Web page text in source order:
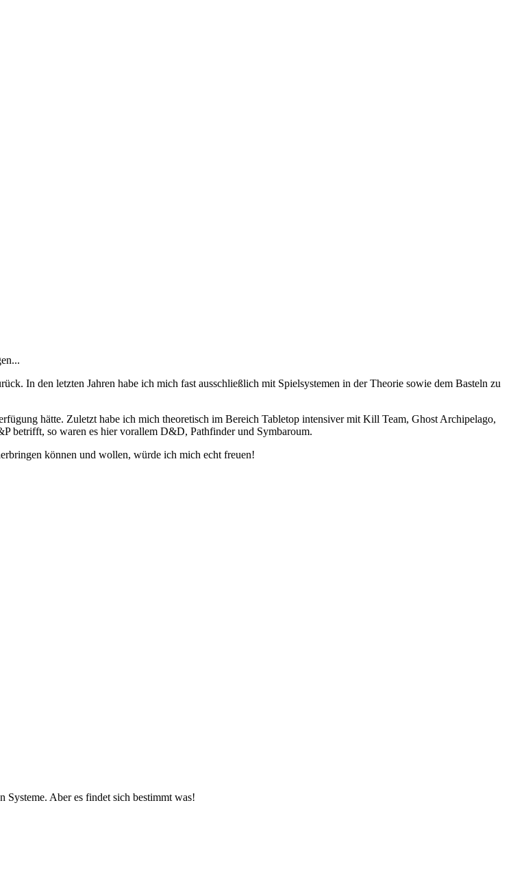
In den letzten Jahren habe ich mich fast ausschließlich mit Spielsystemen in der Theorie sowie dem Basteln zu
hätte. Zuletzt habe ich mich theoretisch im Bereich Tabletop intensiver mit Kill Team, Ghost Archipelago,
betrifft, so waren es hier vorallem D&D, Pathfinder und Symbaroum.
können und wollen, würde ich mich echt freuen!
Aber es findet sich bestimmt was!